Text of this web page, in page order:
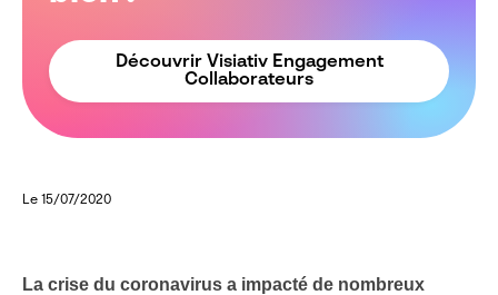
Découvrir Visiativ Engagement
Collaborateurs
Le 15/07/2020
La crise du coronavirus a impacté de nombreux